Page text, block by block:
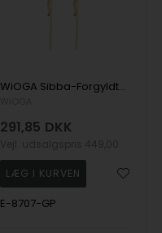
WiOGA Sibba-Forgyldte kædeøreringe med snoet vedhæng
291,85 DKK
E-8707-GP